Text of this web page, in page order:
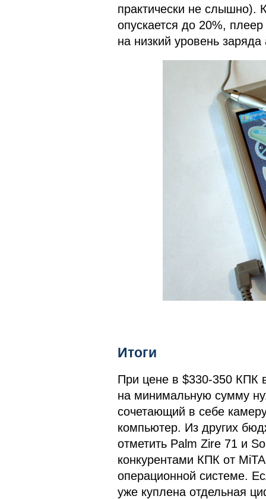
практически не слышно).
опускается до 20%,
на низкий уровень заряда
Итоги
При цене в $330-350 КПК
на минимальную сумму
сочетающий в себе
компьютер. Из других
отметить Palm Zire 71 и
конкурентами КПК от
операционной системе.
уже куплена отдельная